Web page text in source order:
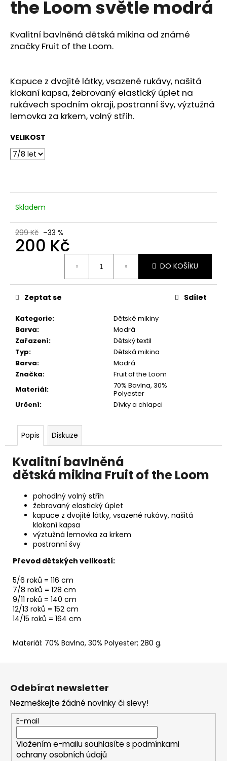
the Loom světle modrá
Kvalitní bavlněná dětská mikina od známé
značky Fruit of the Loom.
Kapuce z dvojité látky, vsazené rukávy, našitá
klokaní kapsa, žebrovaný elastický úplet na
rukávech spodním okraji, postranní švy, výztužná
lemovka za krkem, volný střih.
VELIKOST
Skladem
299 Kč –33 %
200 Kč
DO KOŠÍKU
Kategorie:
Dětské mikiny
Barva:
Modrá
Zařazení:
Dětský textil
Typ:
Dětská mikina
Barva:
Modrá
Značka:
Fruit of the Loom
Materiál:
70% Bavlna, 30%
Polyester
Určení: Dívky a chlapci
Zeptat se Sdílet
Popis Diskuze
Kvalitní bavlněná
dětská mikina Fruit of the Loom
pohodlný volný střih
žebrovaný elastický úplet
kapuce z dvojité látky, vsazené rukávy, našitá
klokaní kapsa
výztužná lemovka za krkem
postranní švy
Převod dětských velikostí:
5/6 roků = 116 cm
7/8 roků = 128 cm
9/11 roků = 140 cm
12/13 roků = 152 cm
14/15 roků = 164 cm
Materiál: 70% Bavlna, 30% Polyester; 280 g.
a
í
t
HLEDAT
D
o
č
u
e
Odebírat newsletter
Nezmeškejte žádné novinky či slevy!
E-mail
Vložením e-mailu souhlasíte s podmínkami
ochrany osobních údajů